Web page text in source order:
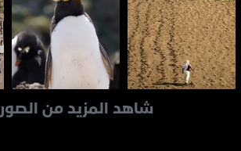
شاهد المزيد من الصور